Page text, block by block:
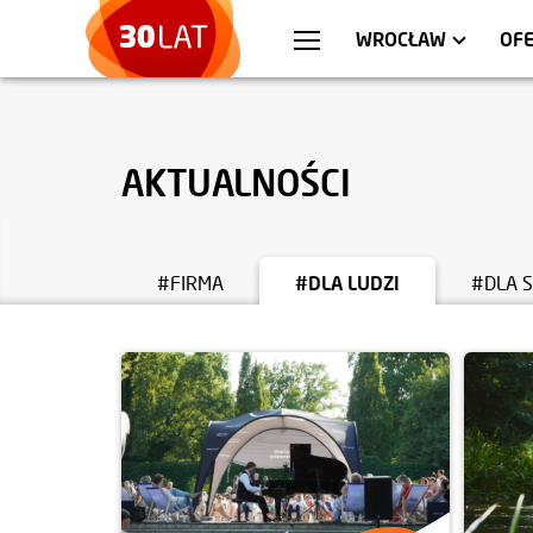
WROCŁAW
WARSZAWA
MIESZKANIA
AKTUALNOŚCI
#FIRMA #DLA LUDZI #DLA